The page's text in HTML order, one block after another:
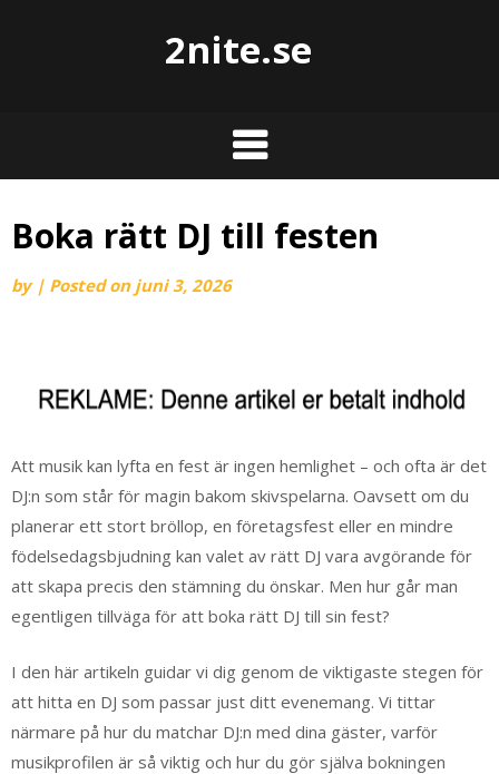
2nite.se
Boka rätt DJ till festen
by | Posted on juni 3, 2026
Att musik kan lyfta en fest är ingen hemlighet – och ofta är det
DJ:n som står för magin bakom skivspelarna. Oavsett om du
planerar ett stort bröllop, en företagsfest eller en mindre
födelsedagsbjudning kan valet av rätt DJ vara avgörande för
att skapa precis den stämning du önskar. Men hur går man
egentligen tillväga för att boka rätt DJ till sin fest?
I den här artikeln guidar vi dig genom de viktigaste stegen för
att hitta en DJ som passar just ditt evenemang. Vi tittar
närmare på hur du matchar DJ:n med dina gäster, varför
musikprofilen är så viktig och hur du gör själva bokningen